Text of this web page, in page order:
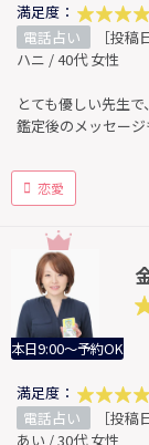
満足度：
電話占い
［投
ハニ / 40代 女性
とても優しい先生
鑑定後のメッセー
恋愛
本日9:00～予約OK
満足度：
電話占い
［投
あい / 30代 女性